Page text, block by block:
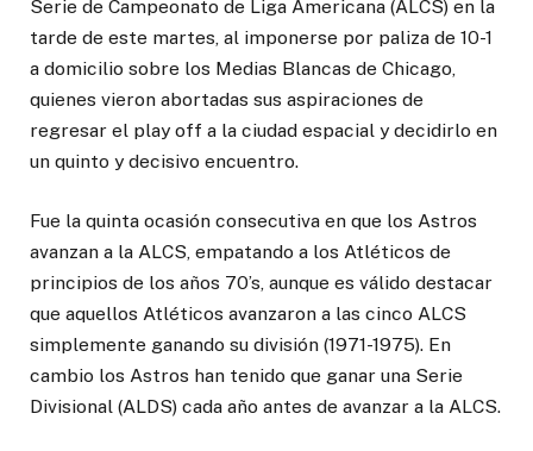
Serie de Campeonato de Liga Americana (ALCS) en la
tarde de este martes, al imponerse por paliza de 10-1
a domicilio sobre los Medias Blancas de Chicago,
quienes vieron abortadas sus aspiraciones de
regresar el play off a la ciudad espacial y decidirlo en
un quinto y decisivo encuentro.
Fue la quinta ocasión consecutiva en que los Astros
avanzan a la ALCS, empatando a los Atléticos de
principios de los años 70’s, aunque es válido destacar
que aquellos Atléticos avanzaron a las cinco ALCS
simplemente ganando su división (1971-1975). En
cambio los Astros han tenido que ganar una Serie
Divisional (ALDS) cada año antes de avanzar a la ALCS.